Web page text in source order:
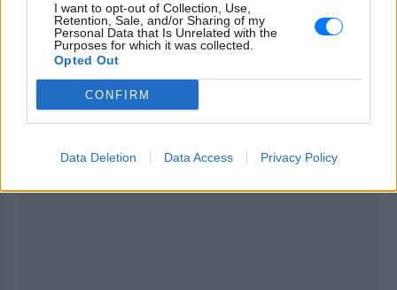
I want to opt-out of Collection, Use,
Retention, Sale, and/or Sharing of my
Personal Data that Is Unrelated with the
Purposes for which it was collected.
Opted Out
CONFIRM
Data Deletion Data Access Privacy Policy